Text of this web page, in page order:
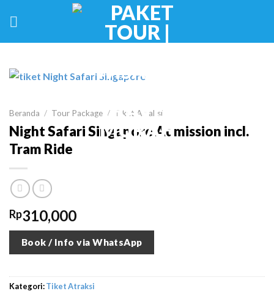
Beranda / Tour Package / Tiket Atraksi
Night Safari Singapore Admission incl.
Tram Ride
Rp310,000
Book / Info via WhatsApp
Kategori:Tiket Atraksi